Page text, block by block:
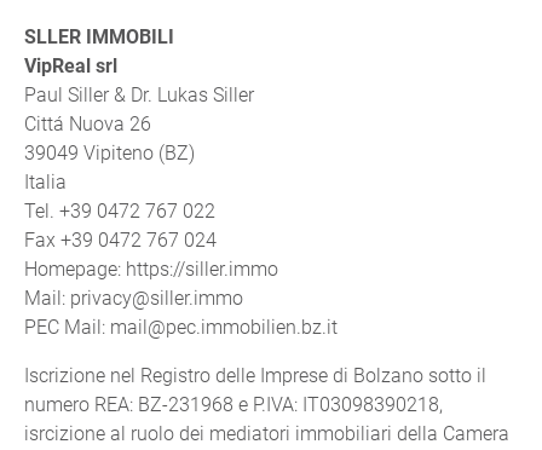
SLLER IMMOBILI
VipReal srl
Paul Siller & Dr. Lukas Siller
Cittá Nuova 26
39049 Vipiteno (BZ)
Italia
Tel. +39 0472 767 022
Fax +39 0472 767 024
Homepage: https://siller.immo
Mail: privacy@siller.immo
PEC Mail: mail@pec.immobilien.bz.it
Iscrizione nel Registro delle Imprese di Bolzano sotto il
numero REA: BZ-231968 e P.IVA: IT03098390218,
isrcizione al ruolo dei mediatori immobiliari della Camera